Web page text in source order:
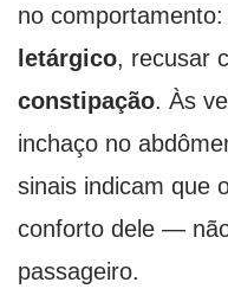
no
letárgico, recusar
constipação. Às
inchaço no
sinais indicam que
conforto dele —
passageiro.